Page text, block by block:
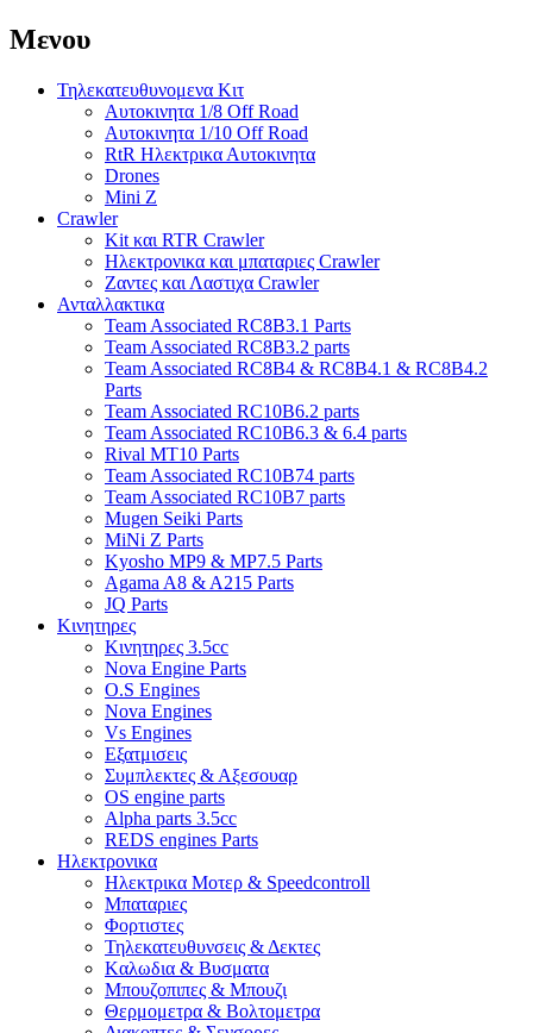
Μενου
Τηλεκατευθυνομενα Κιτ
Αυτοκινητα 1/8 Off Road
Αυτοκινητα 1/10 Off Road
RtR Ηλεκτρικα Αυτοκινητα
Drones
Mini Z
Crawler
Kit και RTR Crawler
Ηλεκτρονικα και μπαταριες Crawler
Ζαντες και Λαστιχα Crawler
Ανταλλακτικα
Team Associated RC8B3.1 Parts
Team Associated RC8B3.2 parts
Team Associated RC8B4 & RC8B4.1 & RC8B4.2
Parts
Team Associated RC10B6.2 parts
Team Associated RC10B6.3 & 6.4 parts
Rival MT10 Parts
Team Associated RC10B74 parts
Team Associated RC10B7 parts
Mugen Seiki Parts
MiNi Z Parts
Kyosho MP9 & MP7.5 Parts
Agama A8 & A215 Parts
JQ Parts
Κινητηρες
Κινητηρες 3.5cc
Nova Engine Parts
O.S Engines
Nova Engines
Vs Engines
Εξατμισεις
Συμπλεκτες & Αξεσουαρ
OS engine parts
Alpha parts 3.5cc
REDS engines Parts
Ηλεκτρονικα
Ηλεκτρικα Μοτερ & Speedcontroll
Μπαταριες
Φορτιστες
Τηλεκατευθυνσεις & Δεκτες
Kαλωδια & Βυσματα
Μπουζοπιπες & Μπουζι
Θερμομετρα & Βολτομετρα